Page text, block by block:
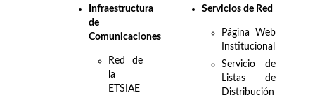
Infraestructura
de
Comunicaciones
Red de
la
ETSIAE
Servicios de Red
Página Web
Institucional
Servicio de
Listas de
Distribución